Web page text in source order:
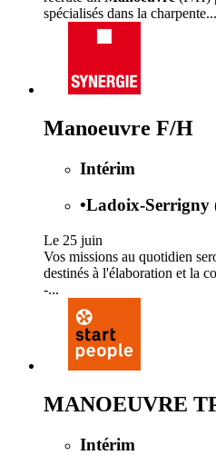
spécialisés dans la charpente...
Manoeuvre F/H
Intérim
•Ladoix-Serrigny
Le 25 juin
Vos missions au quotidien
destinés à l'élaboration et la
-...
MANOEUVRE
Intérim